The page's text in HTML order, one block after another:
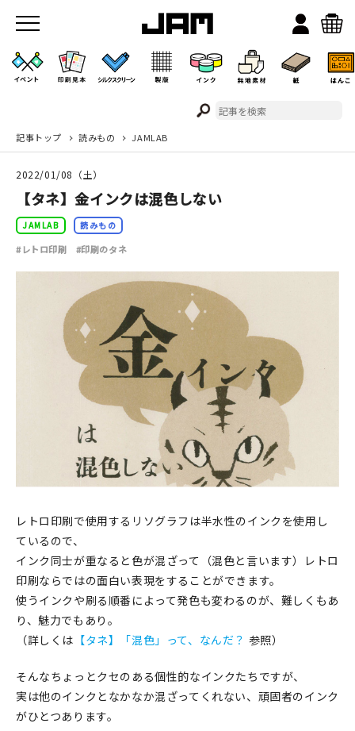
JAMのこと
お店/ワークスペース
シルクスクリーン
本
雑貨
はんこ
台湾グッズ
記事トップ 読みもの JAMLAB
2022/01/08（土）
【タネ】金インクは混色しない
JAMLAB 読みもの
#レトロ印刷 #印刷のタネ
レトロ印刷で使用するリソグラフは半水性のインクを使用し
ているので、
インク同士が重なると色が混ざって（混色と言います）レトロ
印刷ならではの面白い表現をすることができます。
使うインクや刷る順番によって発色も変わるのが、難しくもあ
り、魅力でもあり。
（詳しくは 【タネ】「混色」って、なんだ？ 参照）
そんなちょっとクセのある個性的なインクたちですが、
実は他のインクとなかなか混ざってくれない、頑固者のインク
がひとつあります。